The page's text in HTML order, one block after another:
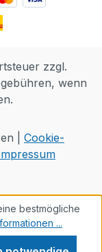
zzgl.
wenn
| Cookie-
bestmögliche
...